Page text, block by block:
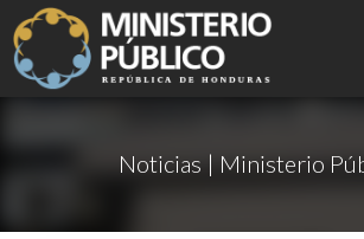
Noticias | Ministerio